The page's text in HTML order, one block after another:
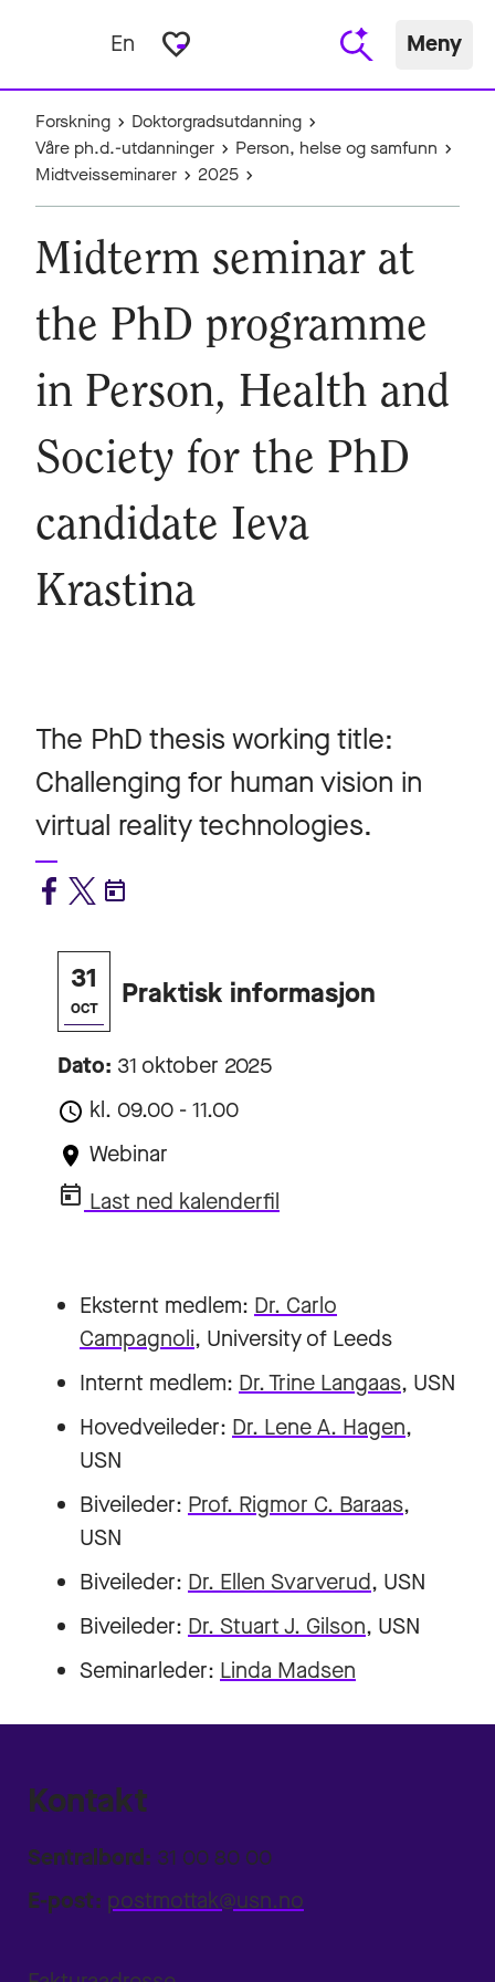
En favorite_border Meny
Forskning
Doktorgradsutdanning
Våre ph.d.-utdanninger
Person, helse og samfunn
Midtveisseminarer
2025
Midterm seminar at
the PhD programme
in Person, Health and
Society for the PhD
candidate Ieva
Krastina
The PhD thesis working title:
Challenging for human vision in
virtual reality technologies.
31
OCT Praktisk informasjon
Dato: 31 oktober 2025
kl. 09.00 - 11.00
Webinar
Last ned kalenderfil
Eksternt medlem: Dr. Carlo
Campagnoli, University of Leeds
Internt medlem: Dr. Trine Langaas, USN
Hovedveileder: Dr. Lene A. Hagen,
USN
Biveileder: Prof. Rigmor C. Baraas,
USN
Biveileder: Dr. Ellen Svarverud, USN
Biveileder: Dr. Stuart J. Gilson, USN
Seminarleder: Linda Madsen
Kontakt
Sentralbord: 31 00 80 00
E-post: postmottak@usn.no